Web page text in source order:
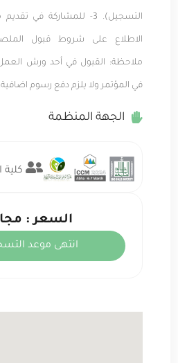
التسجيل). 3- للمشاركة في
الاطلاع على شروط قبول
ملاحظة: القبول في أحد ورش
في المؤتمر ولا يلزم دفع رسوم اضافية.
الجهة المنظمة
كلية
السعر :
انتهى موعد